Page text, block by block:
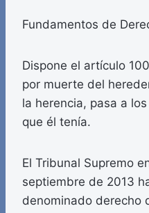
Fundamentos de
Dispone el artículo
por muerte del
la herencia, pasa a
que él tenía.
El Tribunal Supremo
septiembre de 2013
denominado derecho